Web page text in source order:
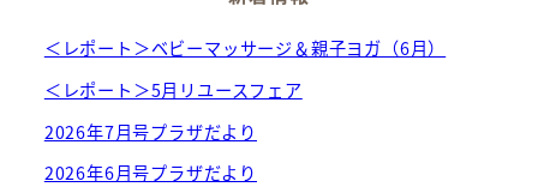
＜レポート＞ベビーマッサージ＆親子ヨガ（6月）
＜レポート＞5月リユースフェア
2026年7月号プラザだより
2026年6月号プラザだより